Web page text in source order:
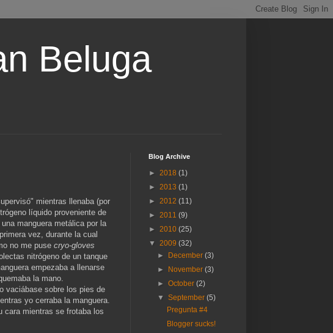
Beluga
mientras llenaba (por
líquido proveniente de
manguera metálica por la
vez, durante la cual
no me puse cryo-gloves
nitrógeno de un tanque
empezaba a llenarse
la mano.
vaciábase sobre los pies de
yo cerraba la manguera.
cara mientras se frotaba los
Blog Archive
► 2018 (1)
► 2013 (1)
► 2012 (11)
► 2011 (9)
► 2010 (25)
▼ 2009 (32)
►
December(3)
►
November(3)
►October(2)
▼September(5)
Pregunta #4
Blogger sucks!